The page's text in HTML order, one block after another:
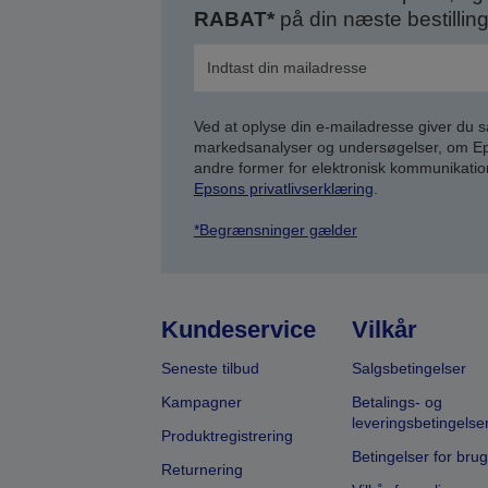
RABAT*på din næste
Ved at oplyse din e-mailadresse giver du
markedsanalyser og undersøgelser, om
andre former for elektronisk
Epsons privatlivserklæring.
*Begrænsninger gælder
Kundeservice
Seneste tilbud
Kampagner
Produktregistrering
Returnering
Vilkår
Salgsbetingelser
Betalings- og
Betingelser for brug